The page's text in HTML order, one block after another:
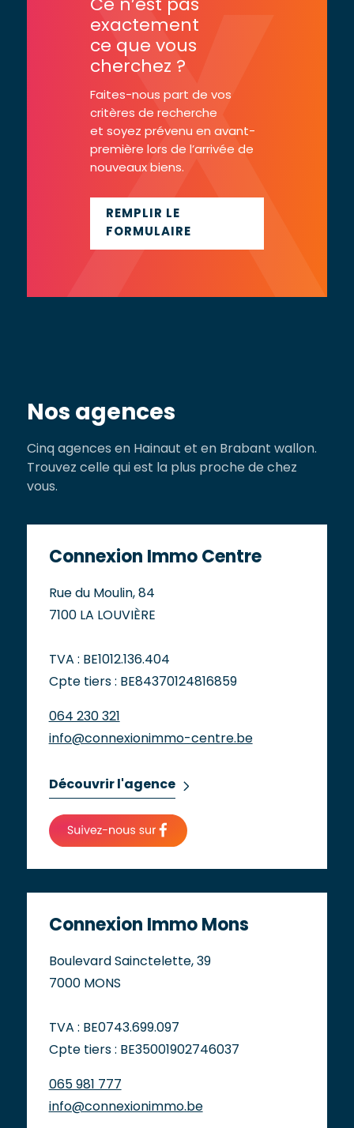
Ce n’est pas
exactement
ce que vous
cherchez ?
Faites-nous part de vos
critères de recherche
et soyez prévenu en avant-
première lors de l’arrivée de
nouveaux biens.
REMPLIR LE
FORMULAIRE
Nos agences
Cinq agences en Hainaut et en Brabant wallon.
Trouvez celle qui est la plus proche de chez
vous.
Connexion Immo Centre
Rue du Moulin, 84
7100 LA LOUVIÈRE
TVA : BE1012.136.404
Cpte tiers : BE84370124816859
064 230 321
info@connexionimmo-centre.be
Découvrir l'agence
Connexion Immo Mons
Boulevard Sainctelette, 39
7000 MONS
TVA : BE0743.699.097
Cpte tiers : BE35001902746037
065 981 777
info@connexionimmo.be